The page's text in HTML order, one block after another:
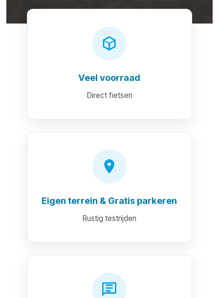
Veel voorraad
Direct fietsen
Eigen terrein & Gratis parkeren
Rustig testrijden